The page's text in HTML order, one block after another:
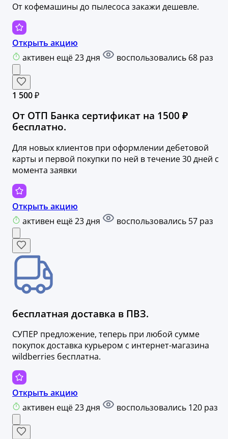
От кофемашины до пылесоса закажи дешевле.
Открыть акцию
активен ещё 23 дня
воспользовались 68 раз
1 500 ₽
От ОТП Банка сертификат на 1500 ₽
бесплатно.
Для новых клиентов при оформлении дебетовой
карты и первой покупки по ней в течение 30 дней с
момента заявки
Открыть акцию
активен ещё 23 дня
воспользовались 57 раз
бесплатная доставка в ПВЗ.
СУПЕР предложение, теперь при любой сумме
покупок доставка курьером с интернет-магазина
wildberries бесплатна.
Открыть акцию
активен ещё 23 дня
воспользовались 120 раз